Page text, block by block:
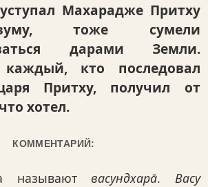
Махарадже Притху
тоже сумели
дарами Земли.
каждый, кто последовал
Притху, получил от
хотел.
КОММЕНТАРИЙ:
называют васундхара̄. Васу